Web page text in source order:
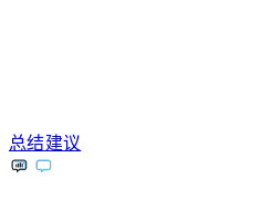
总结建议